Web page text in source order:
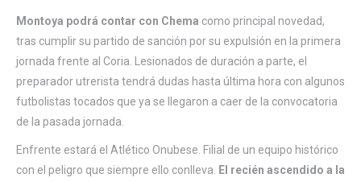
Montoya podrá contar con Chema como principal novedad,
tras cumplir su partido de sanción por su expulsión en la primera
jornada frente al Coria. Lesionados de duración a parte, el
preparador utrerista tendrá dudas hasta última hora con algunos
futbolistas tocados que ya se llegaron a caer de la convocatoria
de la pasada jornada.
Enfrente estará el Atlético Onubese. Filial de un equipo histórico
con el peligro que siempre ello conlleva.
El recién ascendido a la